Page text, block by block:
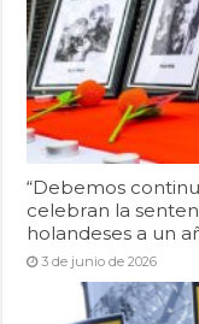
“Debemos
celebran la
holandeses a un
3 de junio de 2026